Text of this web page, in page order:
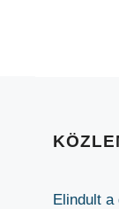
Elindult a